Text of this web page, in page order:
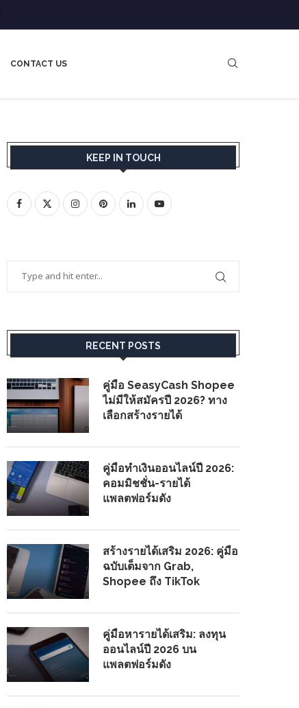
CONTACT US
KEEP IN TOUCH
RECENT POSTS
คู่มือ SeasyCash Shopee
ไม่มีให้สมัครปี 2026? ทาง
เลือกสร้างรายได้
คู่มือทำเงินออนไลน์ปี 2026:
คอมมิชชั่น-รายได้
แพลตฟอร์มดัง
สร้างรายได้เสริม 2026: คู่มือ
ฉบับเต็มจาก Grab,
Shopee ถึง TikTok
คู่มือหารายได้เสริม: ลงทุน
ออนไลน์ปี 2026 บน
แพลตฟอร์มดัง